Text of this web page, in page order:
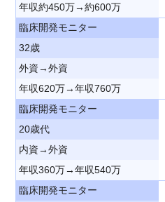
年収約450万→約600万
臨床開発モニター
32歳
外資→外資
年収620万→年収760万
臨床開発モニター
20歳代
内資→外資
年収360万→年収540万
臨床開発モニター